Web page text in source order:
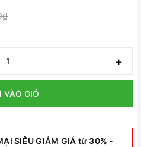
+
VÀO GIỎ
SIÊU GIẢM GIÁ từ 30% -